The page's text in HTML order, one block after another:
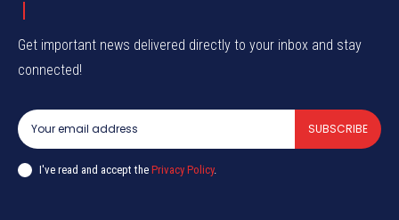
Get important news delivered directly to your inbox and stay
connected!
SUBSCRIBE
I've read and accept the Privacy Policy.